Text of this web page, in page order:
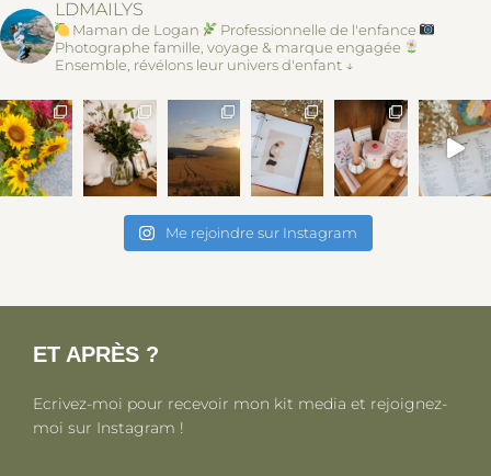
LDMAILYS
Maman de Logan
Professionnelle de l'enfance
Photographe famille, voyage & marque engagée
Ensemble, révélons leur univers d'enfant ↓
Me rejoindre sur Instagram
ET APRÈS ?
Ecrivez-moi pour recevoir mon kit media et rejoignez-
moi sur Instagram !